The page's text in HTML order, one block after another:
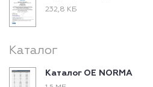
232,8 КБ
Каталог
Каталог ОЕ NORMA